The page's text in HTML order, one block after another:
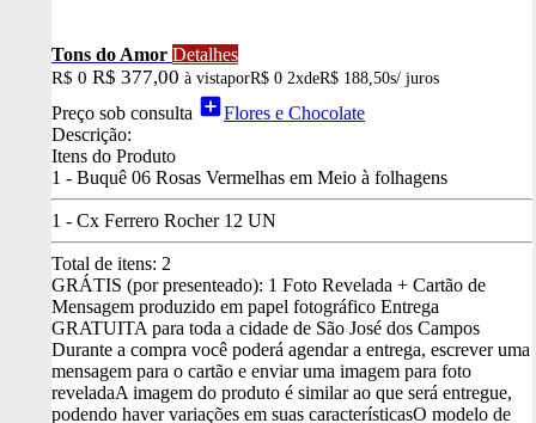
Tons do Amor Detalhes
R$ 0 R$ 377,00 à vistaporR$ 0 2xdeR$ 188,50s/ juros
Preço sob consulta add_boxFlores e Chocolate
Descrição:
Itens do Produto
1 - Buquê 06 Rosas Vermelhas em Meio à folhagens
1 - Cx Ferrero Rocher 12 UN
Total de itens: 2
GRÁTIS (por presenteado): 1 Foto Revelada + Cartão de
Mensagem produzido em papel fotográfico Entrega
GRATUITA para toda a cidade de São José dos Campos
Durante a compra você poderá agendar a entrega, escrever uma
mensagem para o cartão e enviar uma imagem para foto
reveladaA imagem do produto é similar ao que será entregue,
podendo haver variações em suas característicasO modelo de